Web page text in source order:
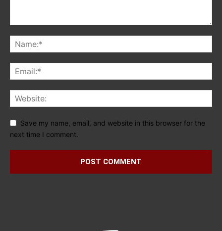
Save my name, email, and website in this browser for the
next time I comment.